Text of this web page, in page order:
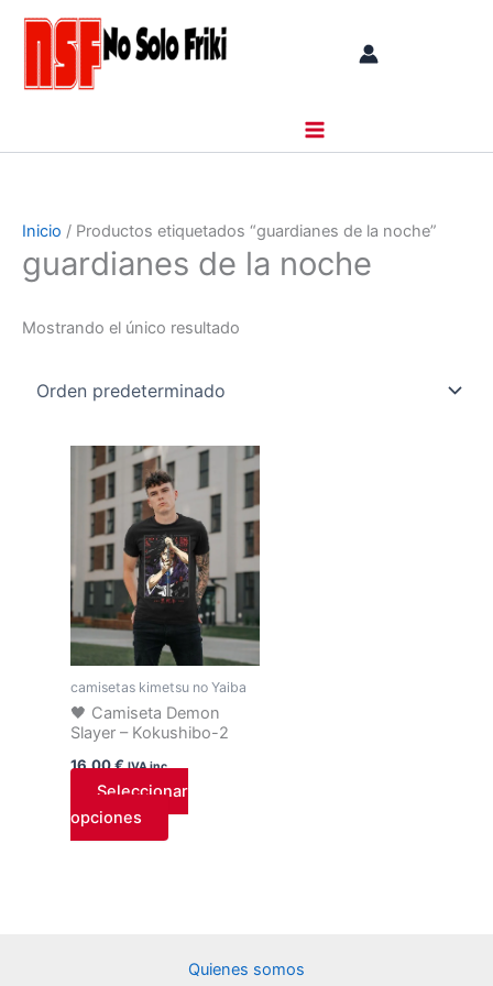
contenido
Inicio / Productos etiquetados “guardianes de la noche”
guardianes de la noche
Mostrando el único resultado
camisetas kimetsu no Yaiba
🖤 Camiseta Demon
Slayer – Kokushibo-2
16,00€ IVA inc.
Seleccionar
opciones
Este
producto
tiene
múltiples
variantes.
Las
opciones
se
pueden
elegir
en
página
de
Quienes somos